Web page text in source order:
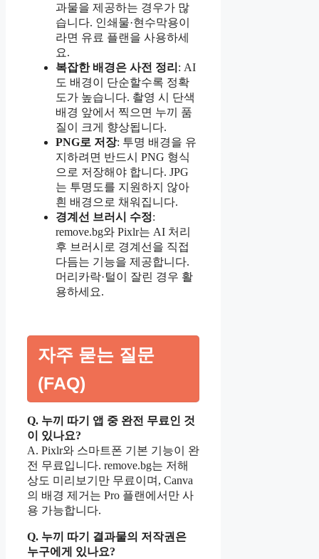
과물을 제공하는 경우가 많
습니다. 인쇄물·현수막용이
라면 유료 플랜을 사용하세
요.
복잡한 배경은 사전 정리 : AI
도 배경이 단순할수록 정확
도가 높습니다. 촬영 시 단색
배경 앞에서 찍으면 누끼 품
질이 크게 향상됩니다.
PNG로 저장: 투명 배경을 유
지하려면 반드시 PNG 형식
으로 저장해야 합니다. JPG
는 투명도를 지원하지 않아
흰 배경으로 채워집니다.
경계선 브러시 수정:
remove.bg와 Pixlr는 AI 처리
후 브러시로 경계선을 직접
다듬는 기능을 제공합니다.
머리카락·털이 잘린 경우 활
용하세요.
자주 묻는 질문
(FAQ)
Q. 누끼 따기 앱 중 완전 무료인 것
이 있나요?
A. Pixlr와 스마트폰 기본 기능이 완
전 무료입니다. remove.bg는 저해
상도 미리보기만 무료이며, Canva
의 배경 제거는 Pro 플랜에서만 사
용 가능합니다.
Q. 누끼 따기 결과물의 저작권은
누구에게 있나요?